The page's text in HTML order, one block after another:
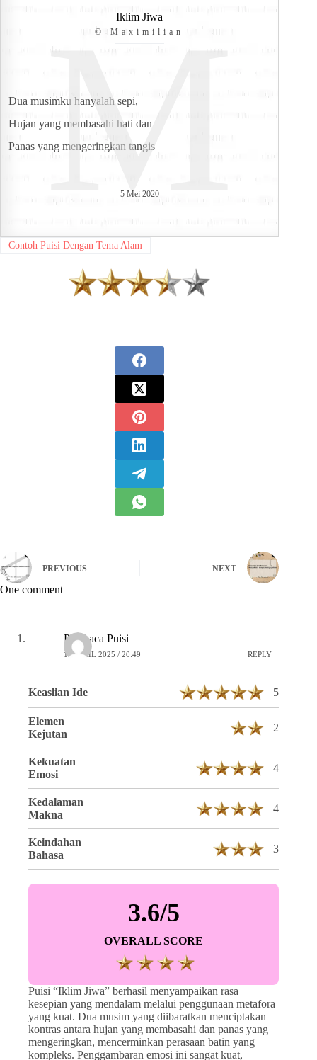
M
Iklim Jiwa
© Maximilian
Dua musimku hanyalah sepi,
Hujan yang membasahi hati dan
Panas yang mengeringkan tangis
5 Mei 2020
Contoh Puisi Dengan Tema Alam
PREVIOUS NEXT
One comment
Pembaca Puisi
16 APRIL 2025 / 20:49 REPLY
Keaslian Ide 5
Elemen
Kejutan
2
Kekuatan
Emosi
4
Kedalaman
Makna
4
Keindahan
Bahasa
3
3.6/5
OVERALL SCORE
Puisi “Iklim Jiwa” berhasil menyampaikan rasa
kesepian yang mendalam melalui penggunaan metafora
yang kuat. Dua musim yang diibaratkan menciptakan
kontras antara hujan yang membasahi dan panas yang
mengeringkan, mencerminkan perasaan batin yang
kompleks. Penggambaran emosi ini sangat kuat,